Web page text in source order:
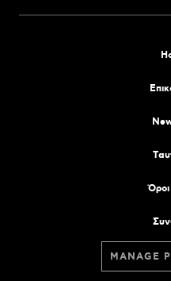
MANAGE